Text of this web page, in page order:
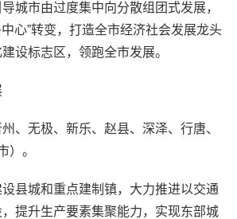
城市由过度集中向分散组团式发展，
中心”转变，打造全市经济社会发展龙头
设标志区，领跑全市发展。
、无极、新乐、赵县、深泽、行唐、
）。
县城和重点建制镇，大力推进以交通
提升生产要素集聚能力，实现东部城